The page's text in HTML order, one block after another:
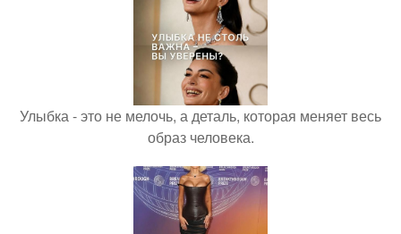
Улыбка - это не мелочь, а деталь, которая меняет весь
образ человека.